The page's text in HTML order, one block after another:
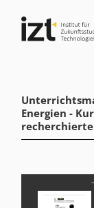
Energien -